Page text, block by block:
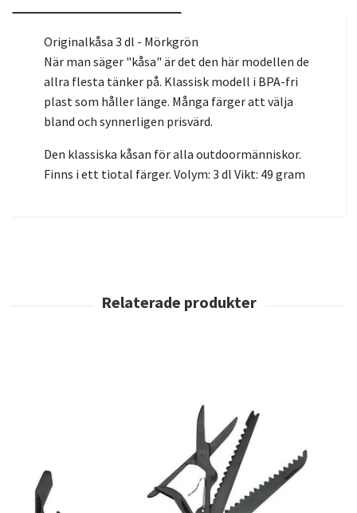
Originalkåsa 3 dl - Mörkgrön
När man säger "kåsa" är det den här modellen de
allra flesta tänker på. Klassisk modell i BPA-fri
plast som håller länge. Många färger att välja
bland och synnerligen prisvärd.
Den klassiska kåsan för alla outdoormänniskor.
Finns i ett tiotal färger. Volym: 3 dl Vikt: 49 gram